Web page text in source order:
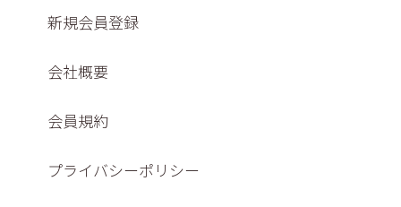
新規会員登録
会社概要
会員規約
プライバシーポリシー